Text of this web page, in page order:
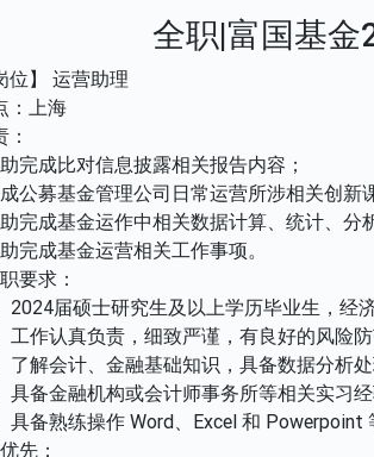
全职|富国基金
位】 运营助理
：上海
完成比对信息披露相关报告内容；
公募基金管理公司日常运营所涉相关创新
完成基金运作中相关数据计算、统计、分
完成基金运营相关工作事项。
要求：
2024届硕士研究生及以上学历毕业生，经
工作认真负责，细致严谨，有良好的风险
了解会计、金融基础知识，具备数据分析
具备金融机构或会计师事务所等相关实习
具备熟练操作 Word、Excel 和
先；